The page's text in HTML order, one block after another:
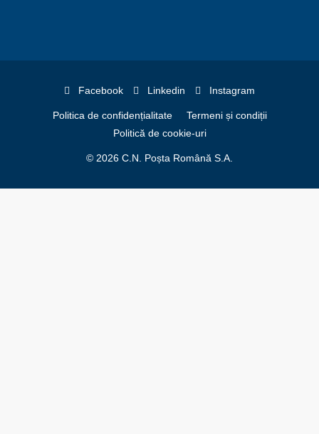
Facebook Linkedin Instagram
Politica de confidențialitate
Termeni și condiții
Politică de cookie-uri
© 2026 C.N. Poșta Română S.A.